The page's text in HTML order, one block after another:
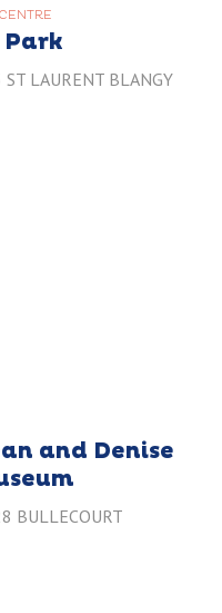
Park
LAURENT BLANGY
and Denise
BULLECOURT